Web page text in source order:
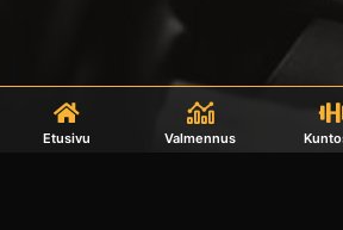
Etusivu Valmennus